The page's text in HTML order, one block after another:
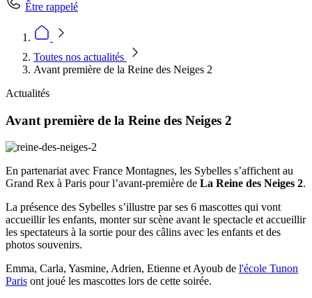
Être rappelé
Toutes nos actualités
Avant première de la Reine des Neiges 2
Actualités
Avant première de la Reine des Neiges 2
En partenariat avec France Montagnes, les Sybelles s’affichent au
Grand Rex à Paris pour l’avant-première de La Reine des Neiges 2.
La présence des Sybelles s’illustre par ses 6 mascottes qui vont
accueillir les enfants, monter sur scène avant le spectacle et accueillir
les spectateurs à la sortie pour des câlins avec les enfants et des
photos souvenirs.
Emma, Carla, Yasmine, Adrien, Etienne et Ayoub de l'école Tunon
Paris ont joué les mascottes lors de cette soirée.